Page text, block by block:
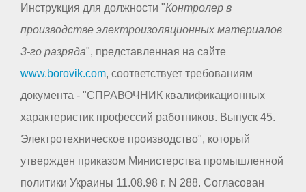
Инструкция для должности "Контролер в
производстве электроизоляционных материалов
3-го разряда", представленная на сайте
www.borovik.com, соответствует требованиям
документа - "СПРАВОЧНИК квалификационных
характеристик профессий работников. Выпуск 45.
Электротехническое производство", который
утвержден приказом Министерства промышленной
политики Украины 11.08.98 г. N 288. Согласован